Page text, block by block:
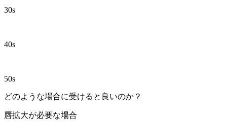
30s
40s
50s
どのような場合に受けると良いのか？
唇拡大が必要な場合